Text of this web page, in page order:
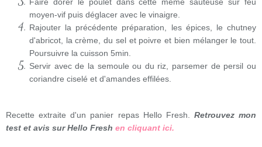
Faire dorer le poulet dans cette même sauteuse sur feu
moyen-vif puis déglacer avec le vinaigre.
Rajouter la précédente préparation, les épices, le chutney
d'abricot, la crème, du sel et poivre et bien mélanger le tout.
Poursuivre la cuisson 5min.
Servir avec de la semoule ou du riz, parsemer de persil ou
coriandre ciselé et d'amandes effilées.
Recette extraite d'un panier repas Hello Fresh. Retrouvez mon
test et avis sur Hello Fresh en cliquant ici.